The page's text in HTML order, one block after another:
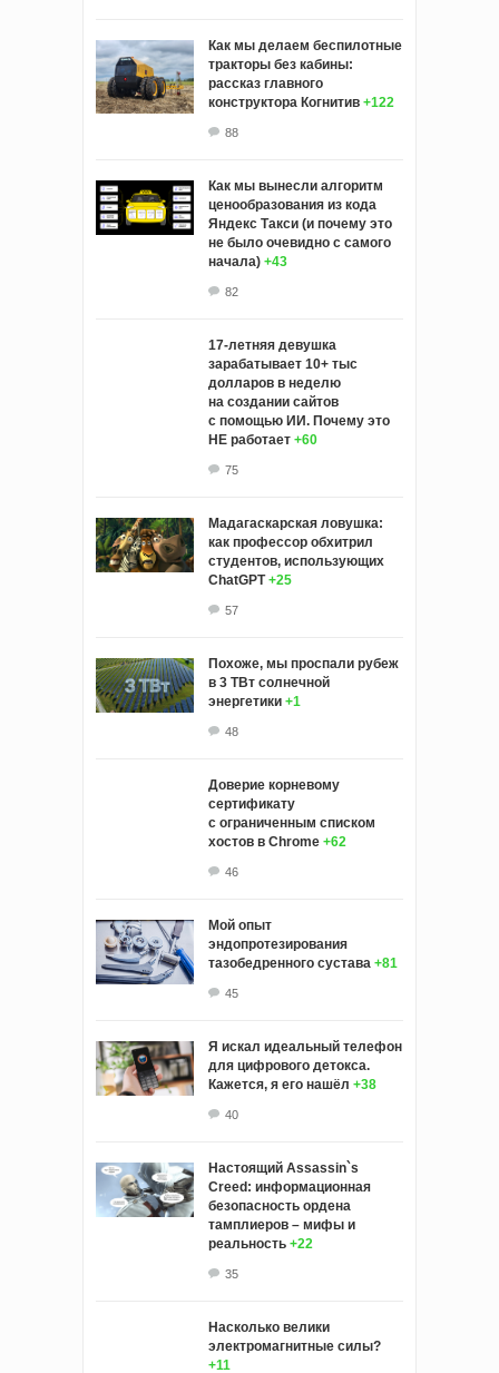
Как мы делаем беспилотные
тракторы без кабины:
рассказ главного
конструктора Когнитив +122
88
Как мы вынесли алгоритм
ценообразования из кода
Яндекс Такси (и почему это
не было очевидно с самого
начала) +43
82
17-летняя девушка
зарабатывает 10+ тыс
долларов в неделю
на создании сайтов
с помощью ИИ. Почему это
НЕ работает +60
75
Мадагаскарская ловушка:
как профессор обхитрил
студентов, использующих
ChatGPT +25
57
Похоже, мы проспали рубеж
в 3 ТВт солнечной
энергетики +1
48
Доверие корневому
сертификату
с ограниченным списком
хостов в Chrome +62
46
Мой опыт
эндопротезирования
тазобедренного сустава +81
45
Я искал идеальный телефон
для цифрового детокса.
Кажется, я его нашёл +38
40
Настоящий Assassin`s
Creed: информационная
безопасность ордена
тамплиеров – мифы и
реальность +22
35
Насколько велики
электромагнитные силы?
+11